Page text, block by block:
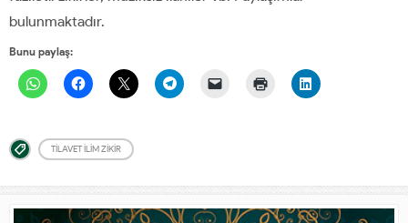
bulunmaktadır.
Bunu paylaş:
TILAVET ILIM ZIKIR